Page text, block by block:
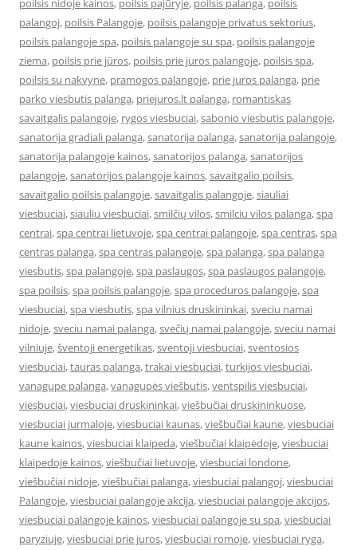
poilsis nidoje kainos, poilsis pajūryje, poilsis palanga, poilsis
palangoj, poilsis Palangoje, poilsis palangoje privatus sektorius,
poilsis palangoje spa, poilsis palangoje su spa, poilsis palangoje
ziema, poilsis prie jūros, poilsis prie juros palangoje, poilsis spa,
poilsis su nakvyne, pramogos palangoje, prie juros palanga, prie
parko viesbutis palanga, priejuros.lt palanga, romantiskas
savaitgalis palangoje, rygos viesbuciai,sabonio viesbutis palangoje,
sanatorija gradiali palanga,sanatorija palanga,sanatorija palangoje,
sanatorija palangoje kainos,sanatorijos palanga,sanatorijos
palangoje,sanatorijos palangoje kainos,savaitgalio poilsis,
savaitgalio poilsis palangoje,savaitgalis palangoje,siauliai
viesbuciai,siauliu viesbuciai,smilčių vilos,smilciu vilos palanga,spa
centrai,spa centrai lietuvoje,spa centrai palangoje,spa centras,spa
centras palanga,spa centras palangoje,spa palanga,spa palanga
viesbutis,spa palangoje,spa paslaugos,spa paslaugos palangoje,
spa poilsis,spa poilsis palangoje,spa proceduros palangoje,spa
viesbuciai,spa viesbutis,spa vilnius druskininkai,sveciu namai
nidoje,sveciu namai palanga,svečių namai palangoje,sveciu namai
vilniuje,šventoji energetikas,sventoji viesbuciai,sventosios
viesbuciai,tauras palanga,trakai viesbuciai,turkijos viesbuciai,
vanagupe palanga,vanagupės viešbutis,ventspilis viesbuciai,
viesbuciai,viesbuciai druskininkai,viešbučiai druskininkuose,
viesbuciai jurmaloje,viesbuciai kaunas,viešbučiai kaune,viesbuciai
kaune kainos,viesbuciai klaipeda,viešbučiai klaipėdoje,viesbuciai
klaipedoje kainos,viešbučiai lietuvoje,viesbuciai londone,
viešbučiai nidoje,viešbučiai palanga,viesbuciai palangoj,viesbuciai
Palangoje,viesbuciai palangoje akcija,viesbuciai palangoje akcijos,
viesbuciai palangoje kainos,viesbuciai palangoje su spa,viesbuciai
paryziuje,viesbuciai prie juros,viesbuciai romoje,viesbuciai ryga,